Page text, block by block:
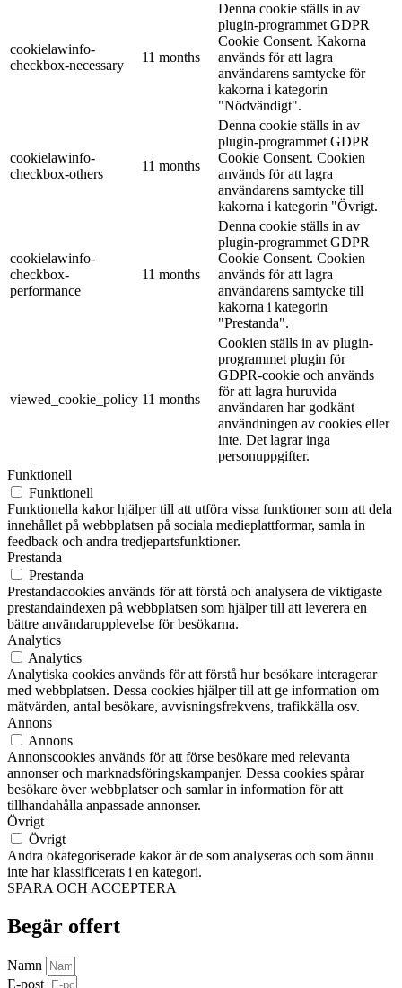
cookielawinfo-
checkbox-necessary
11 months
Denna cookie ställs in av
plugin-programmet GDPR
Cookie Consent. Kakorna
används för att lagra
användarens samtycke för
kakorna i kategorin
"Nödvändigt".
cookielawinfo-
checkbox-others
11 months
Denna cookie ställs in av
plugin-programmet GDPR
Cookie Consent. Cookien
används för att lagra
användarens samtycke till
kakorna i kategorin "Övrigt.
cookielawinfo-
checkbox-
performance
11 months
Denna cookie ställs in av
plugin-programmet GDPR
Cookie Consent. Cookien
används för att lagra
användarens samtycke till
kakorna i kategorin
"Prestanda".
viewed_cookie_policy 11 months
Cookien ställs in av plugin-
programmet plugin för
GDPR-cookie och används
för att lagra huruvida
användaren har godkänt
användningen av cookies eller
inte. Det lagrar inga
personuppgifter.
Funktionell
Funktionell
Funktionella kakor hjälper till att utföra vissa funktioner som att dela
innehållet på webbplatsen på sociala medieplattformar, samla in
feedback och andra tredjepartsfunktioner.
Prestanda
Prestanda
Prestandacookies används för att förstå och analysera de viktigaste
prestandaindexen på webbplatsen som hjälper till att leverera en
bättre användarupplevelse för besökarna.
Analytics
Analytics
Analytiska cookies används för att förstå hur besökare interagerar
med webbplatsen. Dessa cookies hjälper till att ge information om
mätvärden, antal besökare, avvisningsfrekvens, trafikkälla osv.
Annons
Annons
Annonscookies används för att förse besökare med relevanta
annonser och marknadsföringskampanjer. Dessa cookies spårar
besökare över webbplatser och samlar in information för att
tillhandahålla anpassade annonser.
Övrigt
Övrigt
Andra okategoriserade kakor är de som analyseras och som ännu
inte har klassificerats i en kategori.
SPARA OCH ACCEPTERA
Begär offert
Namn
E-post